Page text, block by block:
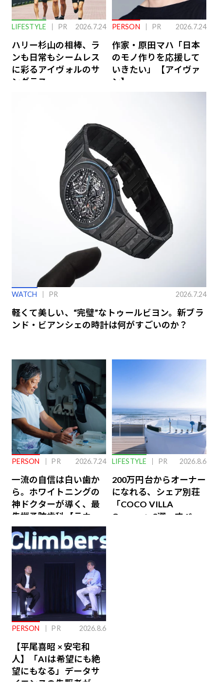
LIFESTYLE PR 2026.7.24
ハリー杉山の相棒、ラ
ンも日常もシームレス
に彩るアイヴォルのサ
ングラス
PERSON PR 2026.7.24
作家・原田マハ「日本
のモノ作りを応援して
いきたい」【アイヴァ
ン】
WATCH PR 2026.7.24
軽くて美しい、“完璧”なトゥールビヨン。新ブラ
ンド・ビアンシェの時計は何がすごいのか？
PERSON PR 2026.7.24
一流の自信は白い歯か
ら。ホワイトニングの
神ドクターが導く、最
先端予防歯科【ラウン
ジ会員特典あり】
LIFESTYLE PR 2026.8.6
200万円台からオーナー
になれる、シェア別荘
「COCO VILLA
Owners」3選。すべて
PERSON PR 2026.8.6
【平尾喜昭 × 安宅和
人】「AIは希望にも絶
望にもなる」データサ
イエンスの先駆者が語